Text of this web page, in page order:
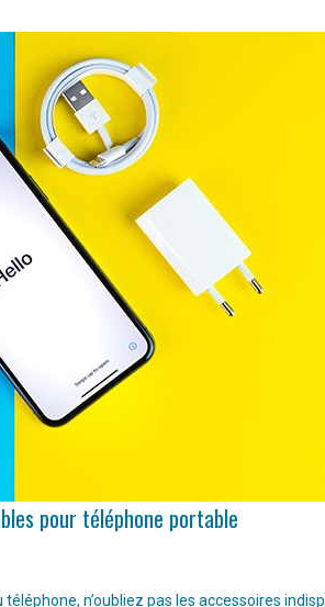
pour téléphone portable
n’oubliez pas les accessoires